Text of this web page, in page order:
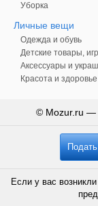
Уборка
Личные вещи
Одежда и обувь
Детские товары,
Аксессуары и
Красота и здоровье
© Mozur.ru —
Если у вас